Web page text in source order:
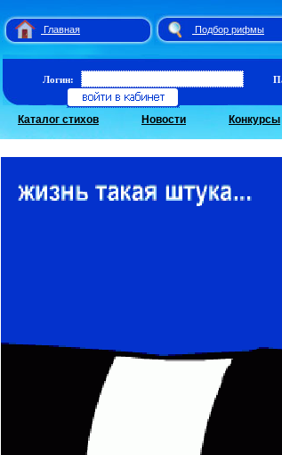
Главная Подбор рифмы
Логин:
Каталог стихов Новости Конкурсы